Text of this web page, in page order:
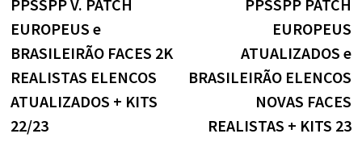
Post
PPSSPP V. PATCH
EUROPEUS e
BRASILEIRÃO FACES 2K
REALISTAS ELENCOS
ATUALIZADOS + KITS
22/23
PPSSPP PATCH
EUROPEUS
ATUALIZADOS e
BRASILEIRÃO ELENCOS
NOVAS FACES
REALISTAS + KITS 23